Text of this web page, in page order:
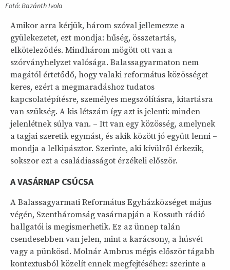
Fotó: Bazánth Ivola
Amikor arra kérjük, három szóval jellemezze a
gyülekezetet, ezt mondja: hűség, összetartás,
elköteleződés. Mindhárom mögött ott van a
szórványhelyzet valósága. Balassagyarmaton nem
magától értetődő, hogy valaki református közösséget
keres, ezért a megmaradáshoz tudatos
kapcsolatépítésre, személyes megszólításra, kitartásra
van szükség. A kis létszám így azt is jelenti: minden
jelenlétnek súlya van. – Itt van egy közösség, amelynek
a tagjai szeretik egymást, és akik között jó együtt lenni –
mondja a lelkipásztor. Szerinte, aki kívülről érkezik,
sokszor ezt a családiasságot érzékeli először.
A VASÁRNAP CSÚCSA
A Balassagyarmati Református Egyházközséget május
végén, Szentháromság vasárnapján a Kossuth rádió
hallgatói is megismerhetik. Ez az ünnep talán
csendesebben van jelen, mint a karácsony, a húsvét
vagy a pünkösd. Molnár Ambrus mégis először tágabb
kontextusból közelít ennek megfejtéséhez: szerinte a